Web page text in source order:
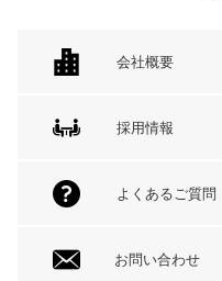
会社概要
採用情報
よくあるご質問
お問い合わせ